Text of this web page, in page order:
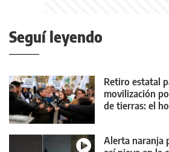
Seguí leyendo
Retiro estatal
movilización
de tierras: el
Alerta naranja